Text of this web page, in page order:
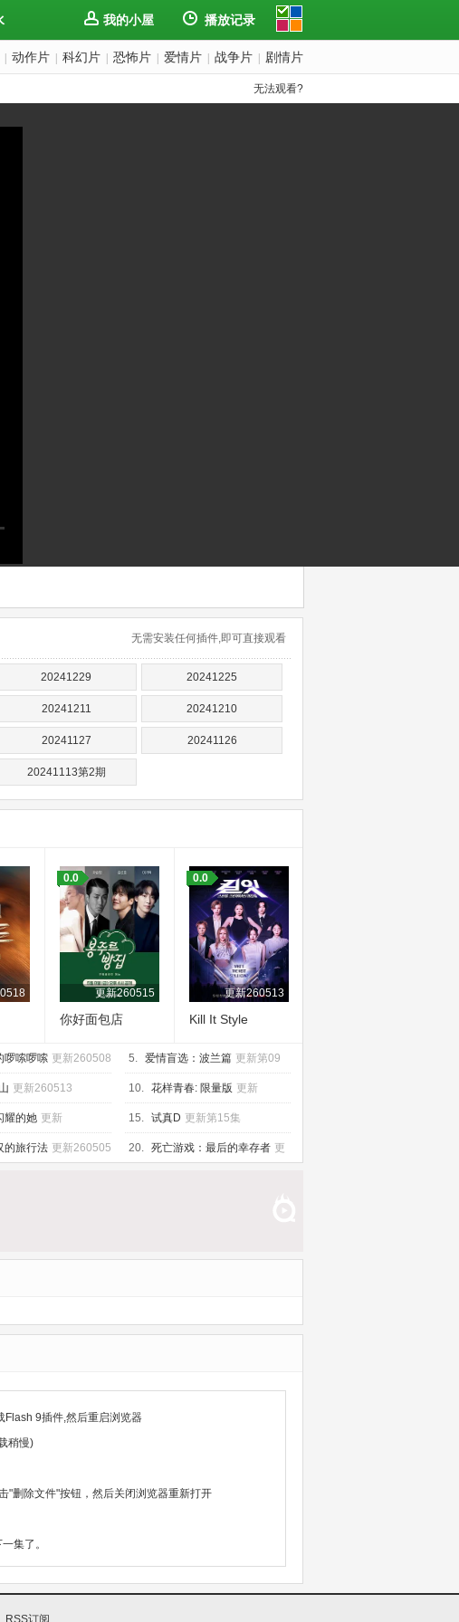
我的小屋 播放记录
动作片 科幻片 恐怖片 爱情片 战争片 剧情片
无法观看?
无需安装任何插件,即可直接观看
20241229 20241225
20241211 20241210
20241127 20241126
20241113第2期
更新260515
0.0
你好面包店
更新260513
0.0
Kill It Style
啰嗦啰嗦 更新260508 5. 爱情盲选：波兰篇 更新第09
集
更新260513 10. 花样青春: 限量版 更新
260518
耀的她 更新 15. 试真D 更新第15集
的旅行法 更新260505 20. 死亡游戏：最后的幸存者 更
Flash 9插件,然后重启浏览器
稍慢)
"删除文件"按钮，然后关闭浏览器重新打开
集了。
RSS订阅